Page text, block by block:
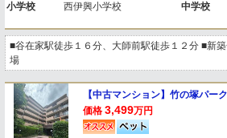
小学校 西伊興小学校 中学校
■谷在家駅徒歩１６分、大師前駅徒歩１２分 ■新
場
【中古マンション】竹の塚パー
価格 3,499万円